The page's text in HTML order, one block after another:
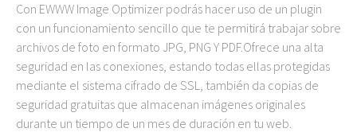
Con EWWW Image Optimizer podrás hacer uso de un plugin
con un funcionamiento sencillo que te permitirá trabajar sobre
archivos de foto en formato JPG, PNG Y PDF.Ofrece una alta
seguridad en las conexiones, estando todas ellas protegidas
mediante el sistema cifrado de SSL, también da copias de
seguridad gratuitas que almacenan imágenes originales
durante un tiempo de un mes de duración en tu web.